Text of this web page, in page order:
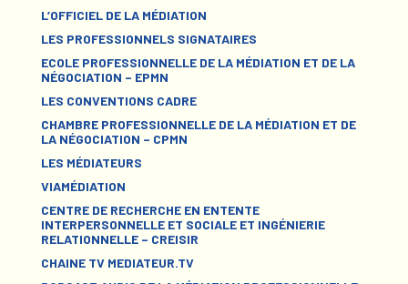
L’OFFICIEL DE LA MÉDIATION
LES PROFESSIONNELS SIGNATAIRES
ECOLE PROFESSIONNELLE DE LA MÉDIATION ET DE LA
NÉGOCIATION – EPMN
LES CONVENTIONS CADRE
CHAMBRE PROFESSIONNELLE DE LA MÉDIATION ET DE
LA NÉGOCIATION – CPMN
LES MÉDIATEURS
VIAMÉDIATION
CENTRE DE RECHERCHE EN ENTENTE
INTERPERSONNELLE ET SOCIALE ET INGÉNIERIE
RELATIONNELLE – CREISIR
CHAINE TV MEDIATEUR.TV